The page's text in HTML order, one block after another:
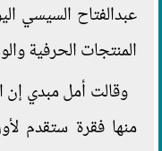
عبدالفتاح السيسي
المنتجات الحرفية
وقالت أمل مبدي إن
منها فقرة ستقدم